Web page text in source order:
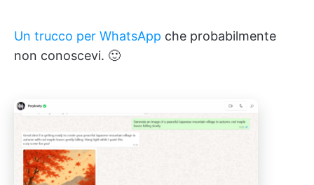
Un trucco per WhatsApp che probabilmente
non conoscevi. 🙂